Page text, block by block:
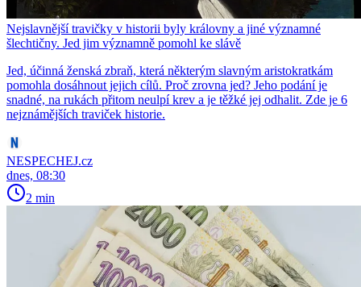
Nejslavnější travičky v historii byly královny a jiné významné
šlechtičny. Jed jim významně pomohl ke slávě
Jed, účinná ženská zbraň, která některým slavným aristokratkám
pomohla dosáhnout jejich cílů. Proč zrovna jed? Jeho podání je
snadné, na rukách přitom neulpí krev a je těžké jej odhalit. Zde je 6
nejznámějších traviček historie.
NESPECHEJ.cz
dnes, 08:30
2 min